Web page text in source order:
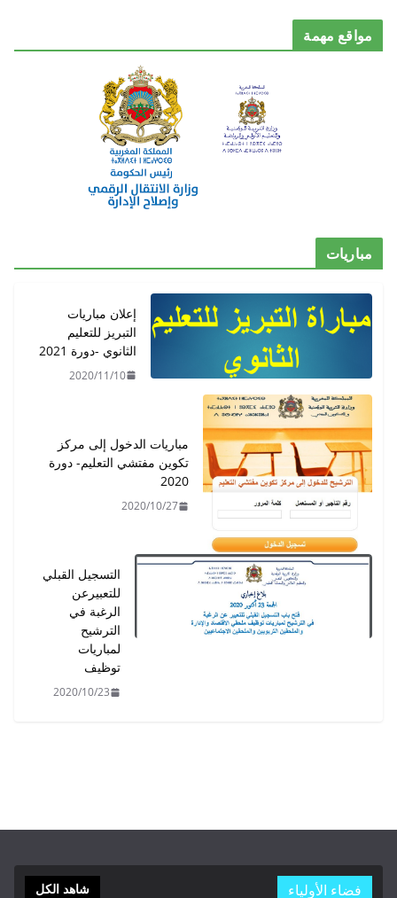
مواقع مهمة
مباريات
إعلان مباريات
التبريز للتعليم
الثانوي -دورة 2021
2020/11/10
مباريات الدخول إلى مركز
تكوين مفتشي التعليم- دورة
2020
2020/10/27
التسجيل القبلي
للتعبيرعن
الرغبة في
الترشيح
لمباريات
توظيف
2020/10/23
فضاء الأولياء شاهد الكل